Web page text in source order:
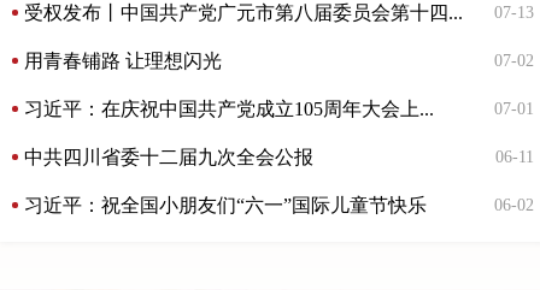
受权发布丨中国共产党广元市第八届委员会第十四... 07-13
用青春铺路 让理想闪光 07-02
习近平：在庆祝中国共产党成立105周年大会上... 07-01
中共四川省委十二届九次全会公报 06-11
习近平：祝全国小朋友们“六一”国际儿童节快乐 06-02